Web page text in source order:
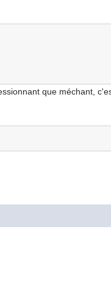
que méchant,